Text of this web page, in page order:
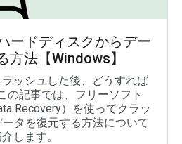
ードディスクからデー
方法【Windows】
ッシュした後、どうすれば
の記事では、フリーソフト
Recovery）を使ってクラッ
タを復元する方法について
します。